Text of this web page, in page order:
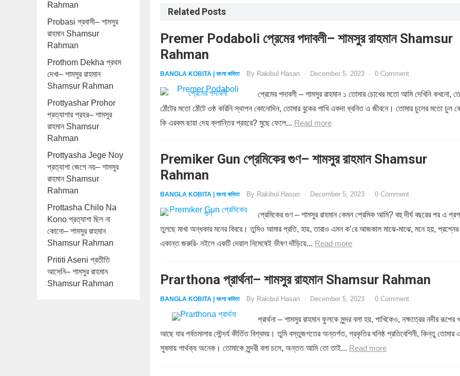
Rahman
Probasi প্রবাসী– শামসুর
রাহমান Shamsur
Rahman
Prothom Dekha প্রথম
দেখা– শামসুর রাহমান
Shamsur Rahman
Prottyashar Prohor
প্রত্যাশার প্রহর– শামসুর
রাহমান Shamsur
Rahman
Prottyasha Jege Noy
প্রত্যাশা জেগে নয়– শামসুর
রাহমান Shamsur
Rahman
Prottasha Chilo Na
Kono প্রত্যাশা ছিল না
কোনো– শামসুর রাহমান
Shamsur Rahman
Prititi Aseni প্রতীতি
আসেনি– শামসুর রাহমান
Shamsur Rahman
Related Posts
Premer Podaboli প্রেমের পদাবলী– শামসুর রাহমান Shamsur
Rahman
BANGLA KOBITA | বাংলা কবিতা By Rakibul Hasan · December 5, 2023 · 0 Comment
প্রেমের পদাবলী – শামসুর রাহমান ১ তোমার চোখের মতো আমি দেখিনি কখনো,
ঠোঁটের মতো ঠোঁটে ওষ্ঠ করিনি স্থাপন কোনোদিন, তোমার বুকের পাখি একদা ধ্বনিত এ জীবনে। তোমার চুলের মতো চুল
কি এরকম ছায়া দেয় ক্লান্তির প্রহরে? মুছে ফেলে... Read more
Premiker Gun প্রেমিকের গুণ– শামসুর রাহমান Shamsur
Rahman
BANGLA KOBITA | বাংলা কবিতা By Rakibul Hasan · December 5, 2023 · 0 Comment
প্রেমিকের গুণ – শামসুর রাহমান কেমন প্রেমিক আমি? বহু দীর্ঘ বছরের পর এ
তুলছে মাখা অন্ধকার মনের বিবরে। তুমিও আমার প্রতি, হায়, তারাও এমন ক’রে আজকাল মাঝে-মাঝে, মনে হয়,
একান্ত জরুরি- নইলে একটি দেয়াল নিমেষেই ভীষণ দাঁড়িয়ে... Read more
Prarthona প্রার্থনা– শামসুর রাহমান Shamsur Rahman
BANGLA KOBITA | বাংলা কবিতা By Rakibul Hasan · December 5, 2023 · 0 Comment
প্রার্থনা – শামসুর রাহমান ফুলকে সুন্দর বলা হয়, পাখিকেও, নক্ষত্রের নদীর রূপের
আছে যার পর্বতমালার সৌন্দর্য কীর্তিত বিশ্বময়। তুমি বস্তুজগতের অন্তর্গত, প্রকৃতির ঘনিষ্ঠ প্রতিবেশিনী, কিন্তু তোমার
সুষমায় পার্থক্য অনেক। তোমাকে সুন্দরী বলা চলে, অন্তত আমি তো তাই... Read more